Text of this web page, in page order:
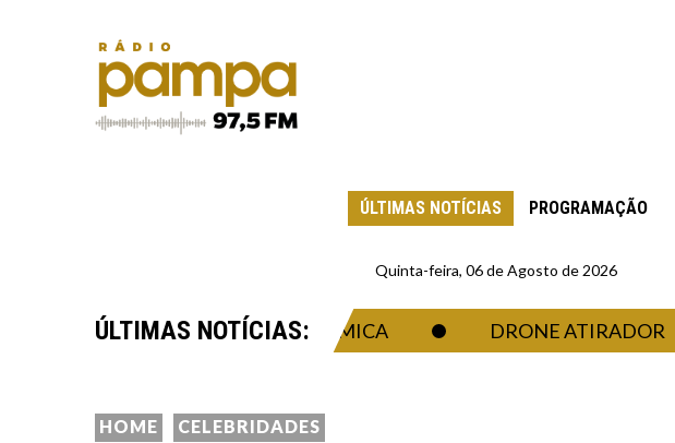
ÚLTIMAS NOTÍCIAS PROGRAMAÇÃO
Quinta-feira, 06 de Agosto de 2026
ÚLTIMAS NOTÍCIAS:
DA SINGULARIDADE ECONÔMICA DRONE ATIRADOR
HOME CELEBRIDADES